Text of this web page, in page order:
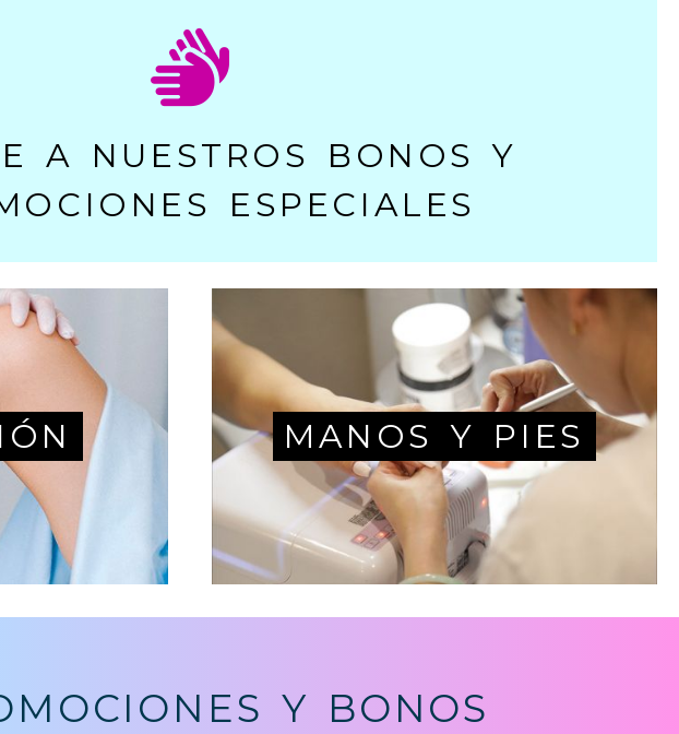
A NUESTROS BONOS Y
ESPECIALES
MANOS Y PIES
Y BONOS